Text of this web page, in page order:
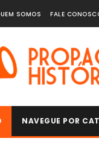
SOMOS FALE
NAVEGUE POR